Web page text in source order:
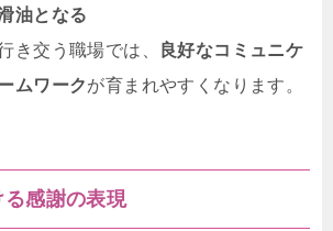
油となる
き交う職場では、
良好なコミュニケ
ムワークが育まれやすくなります。
る感謝の表現